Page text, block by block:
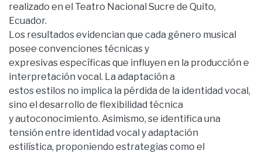
realizado en el Teatro Nacional Sucre de Quito,
Ecuador.
Los resultados evidencian que cada género musical
posee convenciones técnicas y
expresivas específicas que influyen en la producción e
interpretación vocal. La adaptación a
estos estilos no implica la pérdida de la identidad vocal,
sino el desarrollo de flexibilidad técnica
y autoconocimiento. Asimismo, se identifica una
tensión entre identidad vocal y adaptación
estilística, proponiendo estrategias como el